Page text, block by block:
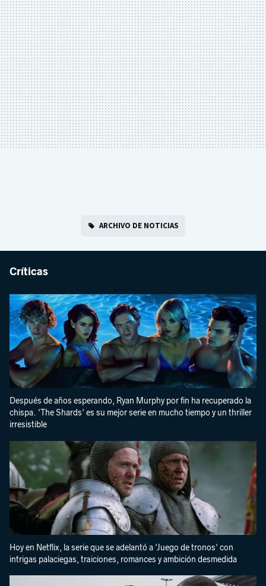
ARCHIVO DE NOTICIAS
Críticas
Después de años esperando, Ryan Murphy por fin ha recuperado la
chispa. 'The Shards' es su mejor serie en mucho tiempo y un thriller
irresistible
Hoy en Netflix, la serie que se adelantó a 'Juego de tronos' con
intrigas palaciegas, traiciones, romances y ambición desmedida